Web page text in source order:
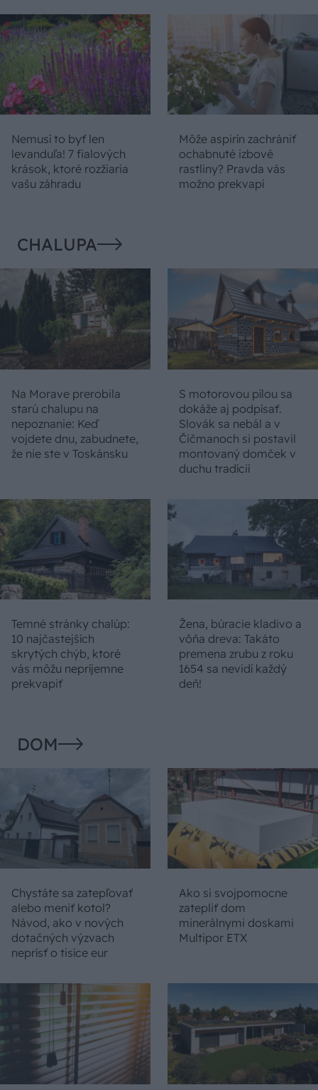
Nemusí to byť len
levanduľa! 7 fialových
krások, ktoré rozžiaria
vašu záhradu
Môže aspirín zachrániť
ochabnuté izbové
rastliny? Pravda vás
možno prekvapí
CHALUPA
Na Morave prerobila
starú chalupu na
nepoznanie: Keď
vojdete dnu, zabudnete,
že nie ste v Toskánsku
S motorovou pílou sa
dokáže aj podpísať.
Slovák sa nebál a v
Čičmanoch si postavil
montovaný domček v
duchu tradícií
Temné stránky chalúp:
10 najčastejších
skrytých chýb, ktoré
vás môžu nepríjemne
prekvapiť
Žena, búracie kladivo a
vôňa dreva: Takáto
premena zrubu z roku
1654 sa nevidí každý
deň!
DOM
Chystáte sa zatepľovať
alebo meniť kotol?
Návod, ako v nových
dotačných výzvach
neprísť o tisíce eur
Ako si svojpomocne
zatepliť dom
minerálnymi doskami
Multipor ETX